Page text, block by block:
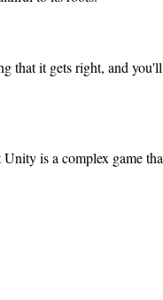
that it gets right, and
is a complex game